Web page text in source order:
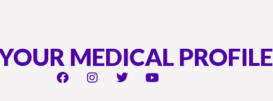
MEDICAL PROFILE